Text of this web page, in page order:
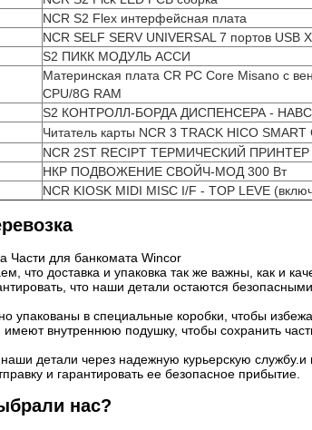
NCR S2 Flex интерфейсная плата
NCR SELF SERV UNIVERSAL 7 портов USB
S2 ПИКК МОДУЛЬ АССИ
Материнская плата CR PC Core Misano с
CPU/8G RAM
S2 КОНТРОЛЛ-БОРДА ДИСПЕНСЕРА -
Читатель карты NCR 3 TRACK HICO
NCR 2ST RECIPT ТЕРМИЧЕСКИЙ ПРИНТЕР
НКР ПОДВОЖЕНИЕ СВОЙЧ-МОД 300 Вт
NCR KIOSK MIDI MISC I/F - TOP LEVE
Части для банкомата Wincor
что доставка и упаковка так же важны, как и
что наши детали остаются
упакованы в специальные коробки, чтобы
имеют внутреннюю подушку, чтобы сохранить
детали через надежную курьерскую
и гарантировать ее безопасное прибытие.
нас?